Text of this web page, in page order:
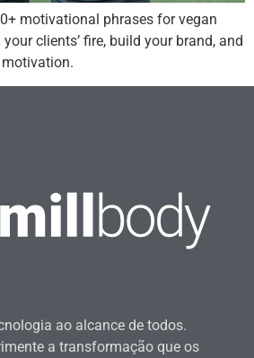
motivational phrases for vegan
clients’ fire, build your brand, and
ao alcance de todos.
a transformação que os